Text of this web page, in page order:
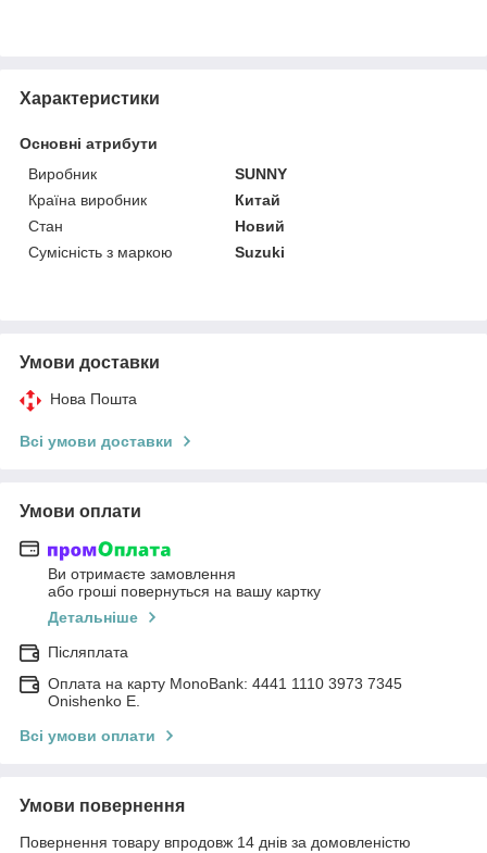
Характеристики
Основні атрибути
Виробник
SUNNY
Країна виробник
Китай
Стан
Новий
Сумісність з маркою
Suzuki
Умови доставки
Нова Пошта
Всі умови доставки
Умови оплати
Ви отримаєте замовлення
або гроші повернуться на вашу картку
Детальніше
Післяплата
Оплата на карту MonoBank: 4441 1110 3973 7345
Onishenko E.
Всі умови оплати
Умови повернення
Повернення товару впродовж 14 днів за домовленістю